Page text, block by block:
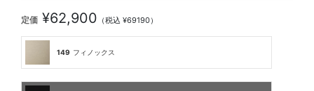
定価 ¥62,900 （税込 ¥69190）
149 フィノックス